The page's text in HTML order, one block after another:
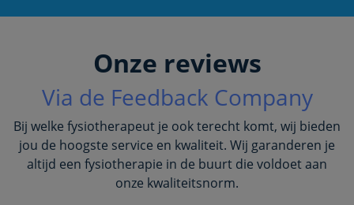
Onze reviews
Via de Feedback Company
Bij welke fysiotherapeut je ook terecht komt, wij bieden
jou de hoogste service en kwaliteit. Wij garanderen je
altijd een fysiotherapie in de buurt die voldoet aan
onze kwaliteitsnorm.